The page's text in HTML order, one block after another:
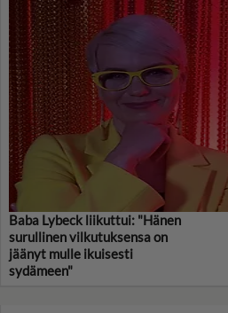
Baba Lybeck liikuttui: "Hänen
surullinen vilkutuksensa on
jäänyt mulle ikuisesti
sydämeen"